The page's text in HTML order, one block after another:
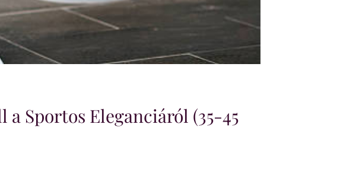
Sportos Eleganciáról (35-45